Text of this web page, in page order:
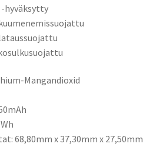
-hyväksytty
Mangandioxid
68,80mm x 37,30mm x 27,50mm